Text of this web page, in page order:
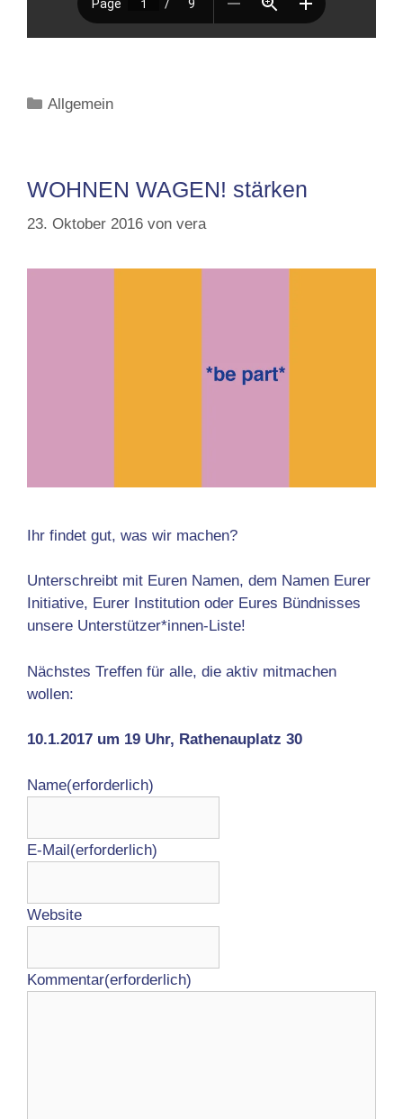
Kategorien
Allgemein
WOHNEN WAGEN! stärken
23. Oktober 2016 von vera
Ihr findet gut, was wir machen?
Unterschreibt mit Euren Namen, dem Namen Eurer
Initiative, Eurer Institution oder Eures Bündnisses
unsere Unterstützer*innen-Liste!
Nächstes Treffen für alle, die aktiv mitmachen
wollen:
10.1.2017 um 19 Uhr, Rathenauplatz 30
Name(erforderlich)
E-Mail(erforderlich)
Website
Kommentar(erforderlich)